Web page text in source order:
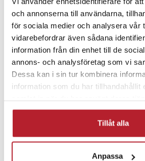
och annonserna till användarna,
för sociala medier och analysera vår
vidarebefordrar även sådana
information från din enhet till de
annons- och analysföretag som vi
Dessa kan i sin tur kombinera
information som du har tillhandahållit
Tillåt alla
Anpassa
PRISGARANTI
UTFÖRSÄLJNING
Fortsätt att fynda
Mobiltillbehör